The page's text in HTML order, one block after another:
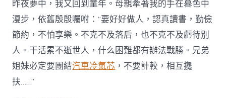
昨夜夢中，我又回到童年。母親牽著我的手在暮色中
漫步，依舊殷殷囑咐：“要好好做人，認真讀書，勤儉
節約，不怕享樂。不克不及落后，也不克不及虧待別
人。干活累不逝世人，什么困難都有辦法戰勝。兄弟
姐妹必定要團結汽車冷氣芯 ，不要計較，相互攙
扶……”